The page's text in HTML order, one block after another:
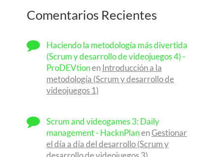
Comentarios Recientes
Haciendo la metodología más divertida
(Scrum y desarrollo de videojuegos 4) -
ProDEVtionenIntroducción a la
metodología (Scrum y desarrollo de
videojuegos 1)
Scrum and videogames 3: Daily
management - HacknPlanenGestionar
el día a día del desarrollo (Scrum y